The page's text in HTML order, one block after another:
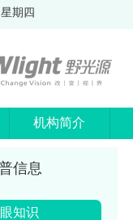
期四
机构简介
信息
知识